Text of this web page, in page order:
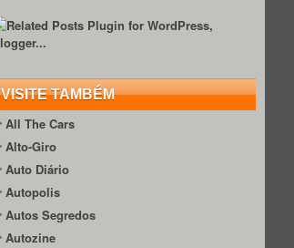
VISITE TAMBÉM
All The Cars
Alto-Giro
Auto Diário
Autopolis
Autos Segredos
Autozine